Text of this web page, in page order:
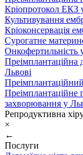
Кріопротокол ЕКЗ
Культивування
Кріоконсервація
Сурогатне
Онкофертильність
Преімплантаційна
Львові
Преімплантаційне
захворювання у
Репродуктивна
×
←
Послуги